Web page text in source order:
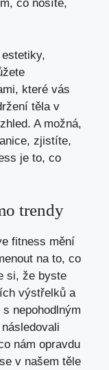
co nosíte,
které vás
těla v
A možná,
zjistíte,
je to, co
trendy
fitness mění
na to, co
si, že byste
výstřelků a
nepohodlným
nám opravdu
v našem těle